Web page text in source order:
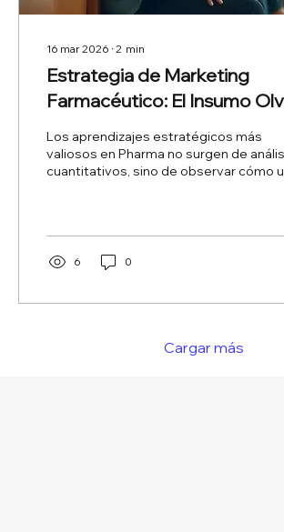
16 mar 2026 ∙2 min
Estrategia de Marketing
Farmacéutico: El Insumo
Los aprendizajes estratégicos más
valiosos en Pharma no surgen de
cuantitativos, sino de observar cómo
Exploramos el valor del "insumo
para redefinir el posicionamiento de
con éxito.
6 0
Cargar más